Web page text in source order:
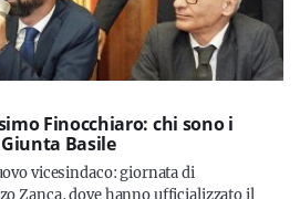
Finocchiaro: chi sono i
Basile
vicesindaco: giornata di